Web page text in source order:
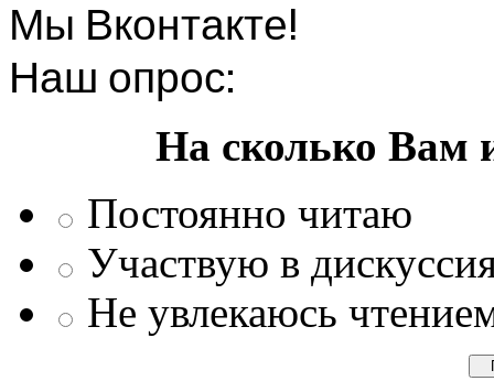
Мы Вконтакте!
Наш опрос:
На сколько Вам
Постоянно читаю
Участвую в
Не увлекаюсь